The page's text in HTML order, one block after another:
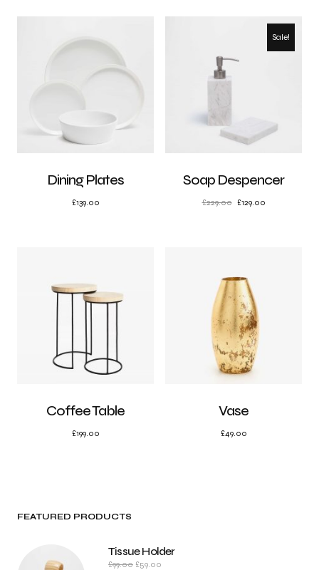
Dining Plates
£139.00
Sale!
Soap Despencer
£229.00 £129.00
Coffee Table
£199.00
Vase
£49.00
FEATURED PRODUCTS
Tissue Holder
£99.00 £59.00